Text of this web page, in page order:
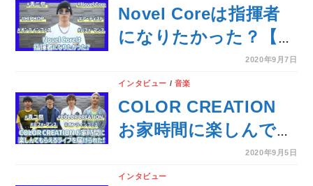
ェス】
Novel Coreは指揮者
になりたかった？【青
二祭オンラインフェ
ス】
2020年9月7日
インタビュー / 音楽
COLOR CREATION
お家時間に楽しんでも
らえるライブを届けら
れた！【青二祭オンラ
2020年9月5日
インタビュー